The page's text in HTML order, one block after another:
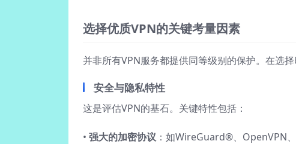
选择优质VPN的关键考量因素
并非所有VPN服务都提供同等级别的保护。在选
安全与隐私特性
这是评估VPN的基石。关键特性包括：
• 强大的加密协议 ：如WireGuard®、OpenVPN